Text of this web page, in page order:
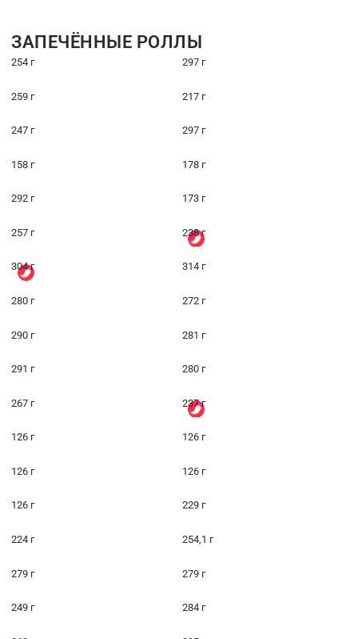
ЗАПЕЧЁННЫЕ РОЛЛЫ
254 г 297 г
259 г 217 г
247 г 297 г
158 г 178 г
292 г 173 г
257 г 238 г
304 г 314 г
280 г 272 г
290 г 281 г
291 г 280 г
267 г 237 г
126 г 126 г
126 г 126 г
126 г 229 г
224 г 254,1 г
279 г 279 г
249 г 284 г